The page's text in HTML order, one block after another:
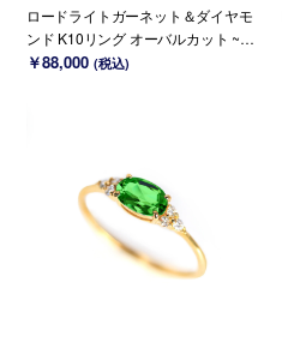
ロードライトガーネット＆ダイヤモ
ンド K10リング オーバルカット ~El
lo Ulmia~ 1月誕生石(K18/PT変更可
￥88,000 (税込)